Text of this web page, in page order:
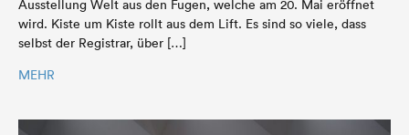
Ausstellung Welt aus den Fugen, welche am 20. Mai eröffnet
wird. Kiste um Kiste rollt aus dem Lift. Es sind so viele, dass
selbst der Registrar, über […]
MEHR